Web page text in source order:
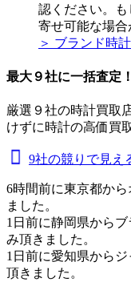
認ください。
寄せ可能な場合
＞ ブランド時
最大９社に一括査定！
厳選９社の時計買取
けずに時計の高価買
9社の競りで見え
6時間前に東京都か
ました。
1日前に静岡県から
み頂きました。
1日前に愛知県から
頂きました。